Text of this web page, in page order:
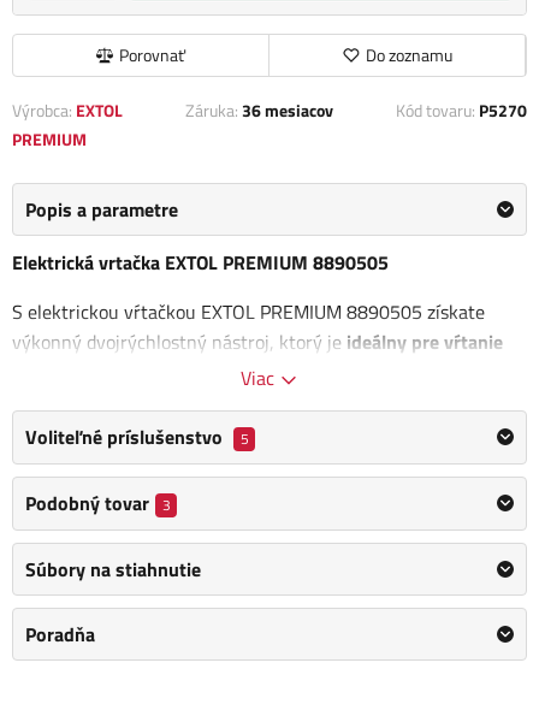
Porovnať Do zoznamu
Výrobca: EXTOL
PREMIUM
Záruka:36 mesiacov Kód tovaru: P5270
Popis a parametre
Elektrická vrtačka EXTOL PREMIUM 8890505
S elektrickou vŕtačkou EXTOL PREMIUM 8890505 získate
výkonný dvojrýchlostný nástroj, ktorý je ideálny pre vŕtanie
bez príklepu do dreva a kovu,
Dĺžka kábla: 3 m
Výhody:
Nízka hmotnosť
Spoľahlivé vŕtanie
Dĺžka kábla: 3 m
Výhody:
Viac
Voliteľné príslušenstvo 5
Podobný tovar 3
Súbory na stiahnutie
Poradňa